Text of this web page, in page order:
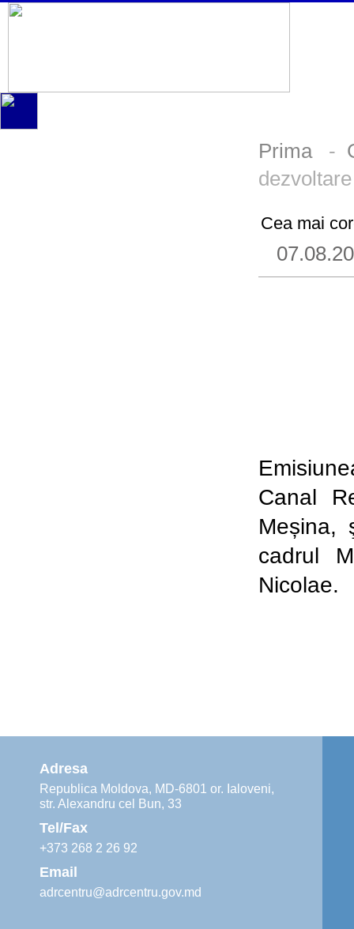
Prima-
Cea mai
Canal
Meșina,
cadrul
Nicolae.
Adresa
Republica Moldova, MD-6801 or. Ialoveni,
str. Alexandru cel Bun, 33
Tel/Fax
+373 268 2 26 92
Email
adrcentru@adrcentru.gov.md